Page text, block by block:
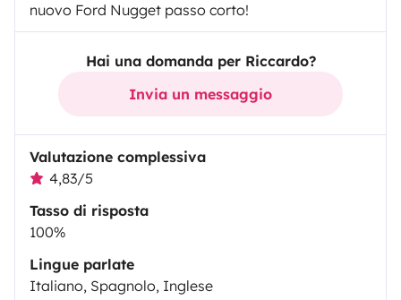
nuovo Ford Nugget passo corto!
Hai una domanda per Riccardo?
Invia un messaggio
Valutazione complessiva
4,83/5
Tasso di risposta
100%
Lingue parlate
Italiano, Spagnolo, Inglese